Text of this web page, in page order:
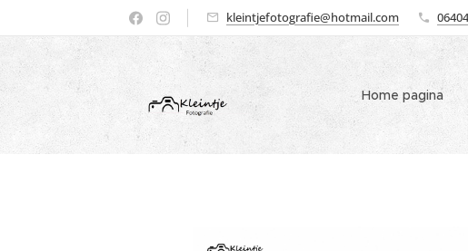
kleintjefotografie@hotmail.com
Home pagina